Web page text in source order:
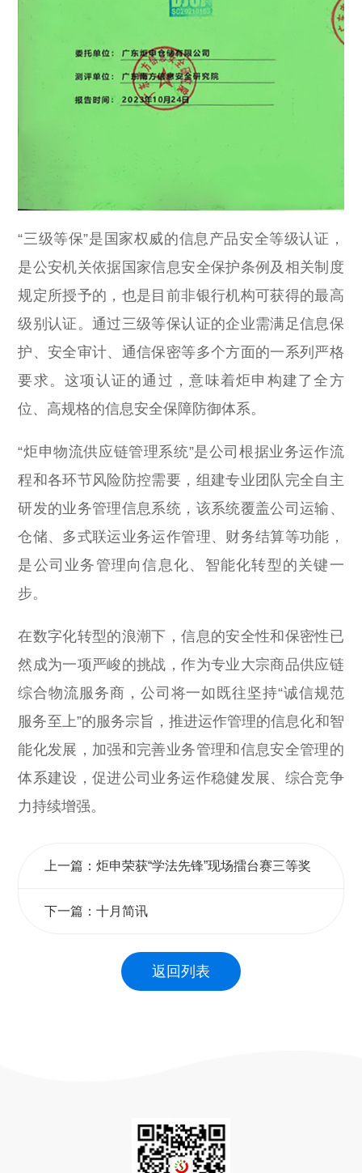
“三级等保”是国家权威的信息产品安全等级认证，
是公安机关依据国家信息安全保护条例及相关制度
规定所授予的，也是目前非银行机构可获得的最高
级别认证。通过三级等保认证的企业需满足信息保
护、安全审计、通信保密等多个方面的一系列严格
要求。这项认证的通过，意味着炬申构建了全方
位、高规格的信息安全保障防御体系。
“炬申物流供应链管理系统”是公司根据业务运作流
程和各环节风险防控需要，组建专业团队完全自主
研发的业务管理信息系统，该系统覆盖公司运输、
仓储、多式联运业务运作管理、财务结算等功能，
是公司业务管理向信息化、智能化转型的关键一
步。
在数字化转型的浪潮下，信息的安全性和保密性已
然成为一项严峻的挑战，作为专业大宗商品供应链
综合物流服务商，公司将一如既往坚持“诚信规范
服务至上”的服务宗旨，推进运作管理的信息化和智
能化发展，加强和完善业务管理和信息安全管理的
体系建设，促进公司业务运作稳健发展、综合竞争
力持续增强。
上一篇：炬申荣获“学法先锋”现场擂台赛三等奖
下一篇：十月简讯
返回列表